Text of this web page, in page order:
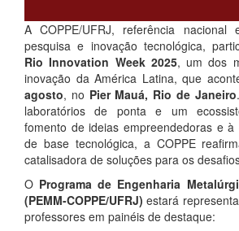
A COPPE/UFRJ, referência nacional
pesquisa e inovação tecnológica,
Rio Innovation Week 2025, um dos
inovação da América Latina, que
agosto, no Pier Mauá, Rio de Janeiro
laboratórios de ponta e um
fomento de ideias empreendedoras e
de base tecnológica, a COPPE
catalisadora de soluções para os
O Programa de Engenharia
(PEMM-COPPE/UFRJ) estará
professores em painéis de destaque: